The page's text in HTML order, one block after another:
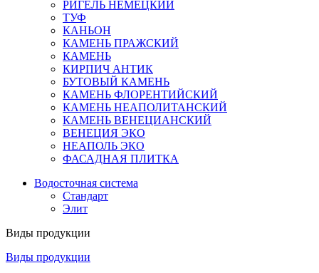
РИГЕЛЬ НЕМЕЦКИЙ
ТУФ
КАНЬОН
КАМЕНЬ ПРАЖСКИЙ
КАМЕНЬ
КИРПИЧ АНТИК
БУТОВЫЙ КАМЕНЬ
КАМЕНЬ ФЛОРЕНТИЙСКИЙ
КАМЕНЬ НЕАПОЛИТАНСКИЙ
КАМЕНЬ ВЕНЕЦИАНСКИЙ
ВЕНЕЦИЯ ЭКО
НЕАПОЛЬ ЭКО
ФАСАДНАЯ ПЛИТКА
Водосточная система
Стандарт
Элит
Виды продукции
Виды продукции